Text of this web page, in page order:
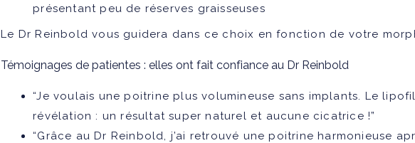
présentant peu de réserves graisseuses
Le Dr Reinbold vous guidera dans ce choix en fonction de votre
Témoignages de patientes : elles ont fait confiance au Dr Reinbold
“Je voulais une poitrine plus volumineuse sans implants. Le
révélation : un résultat super naturel et aucune cicatrice !”
“Grâce au Dr Reinbold, j’ai retrouvé une poitrine harmonieuse